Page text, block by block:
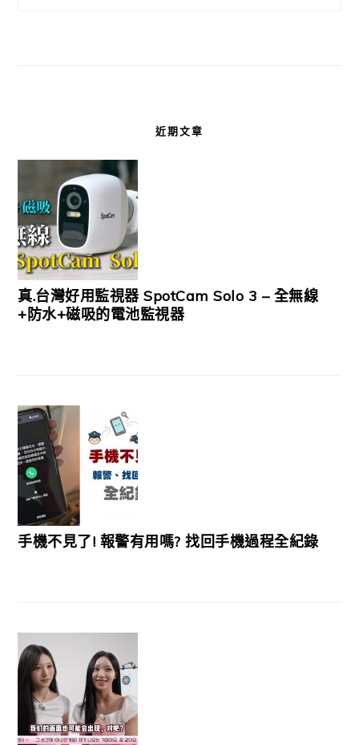
近期文章
真.台灣好用監視器 SpotCam Solo 3 – 全無線
+防水+磁吸的電池監視器
手機不見了! 報警有用嗎? 找回手機過程全紀錄